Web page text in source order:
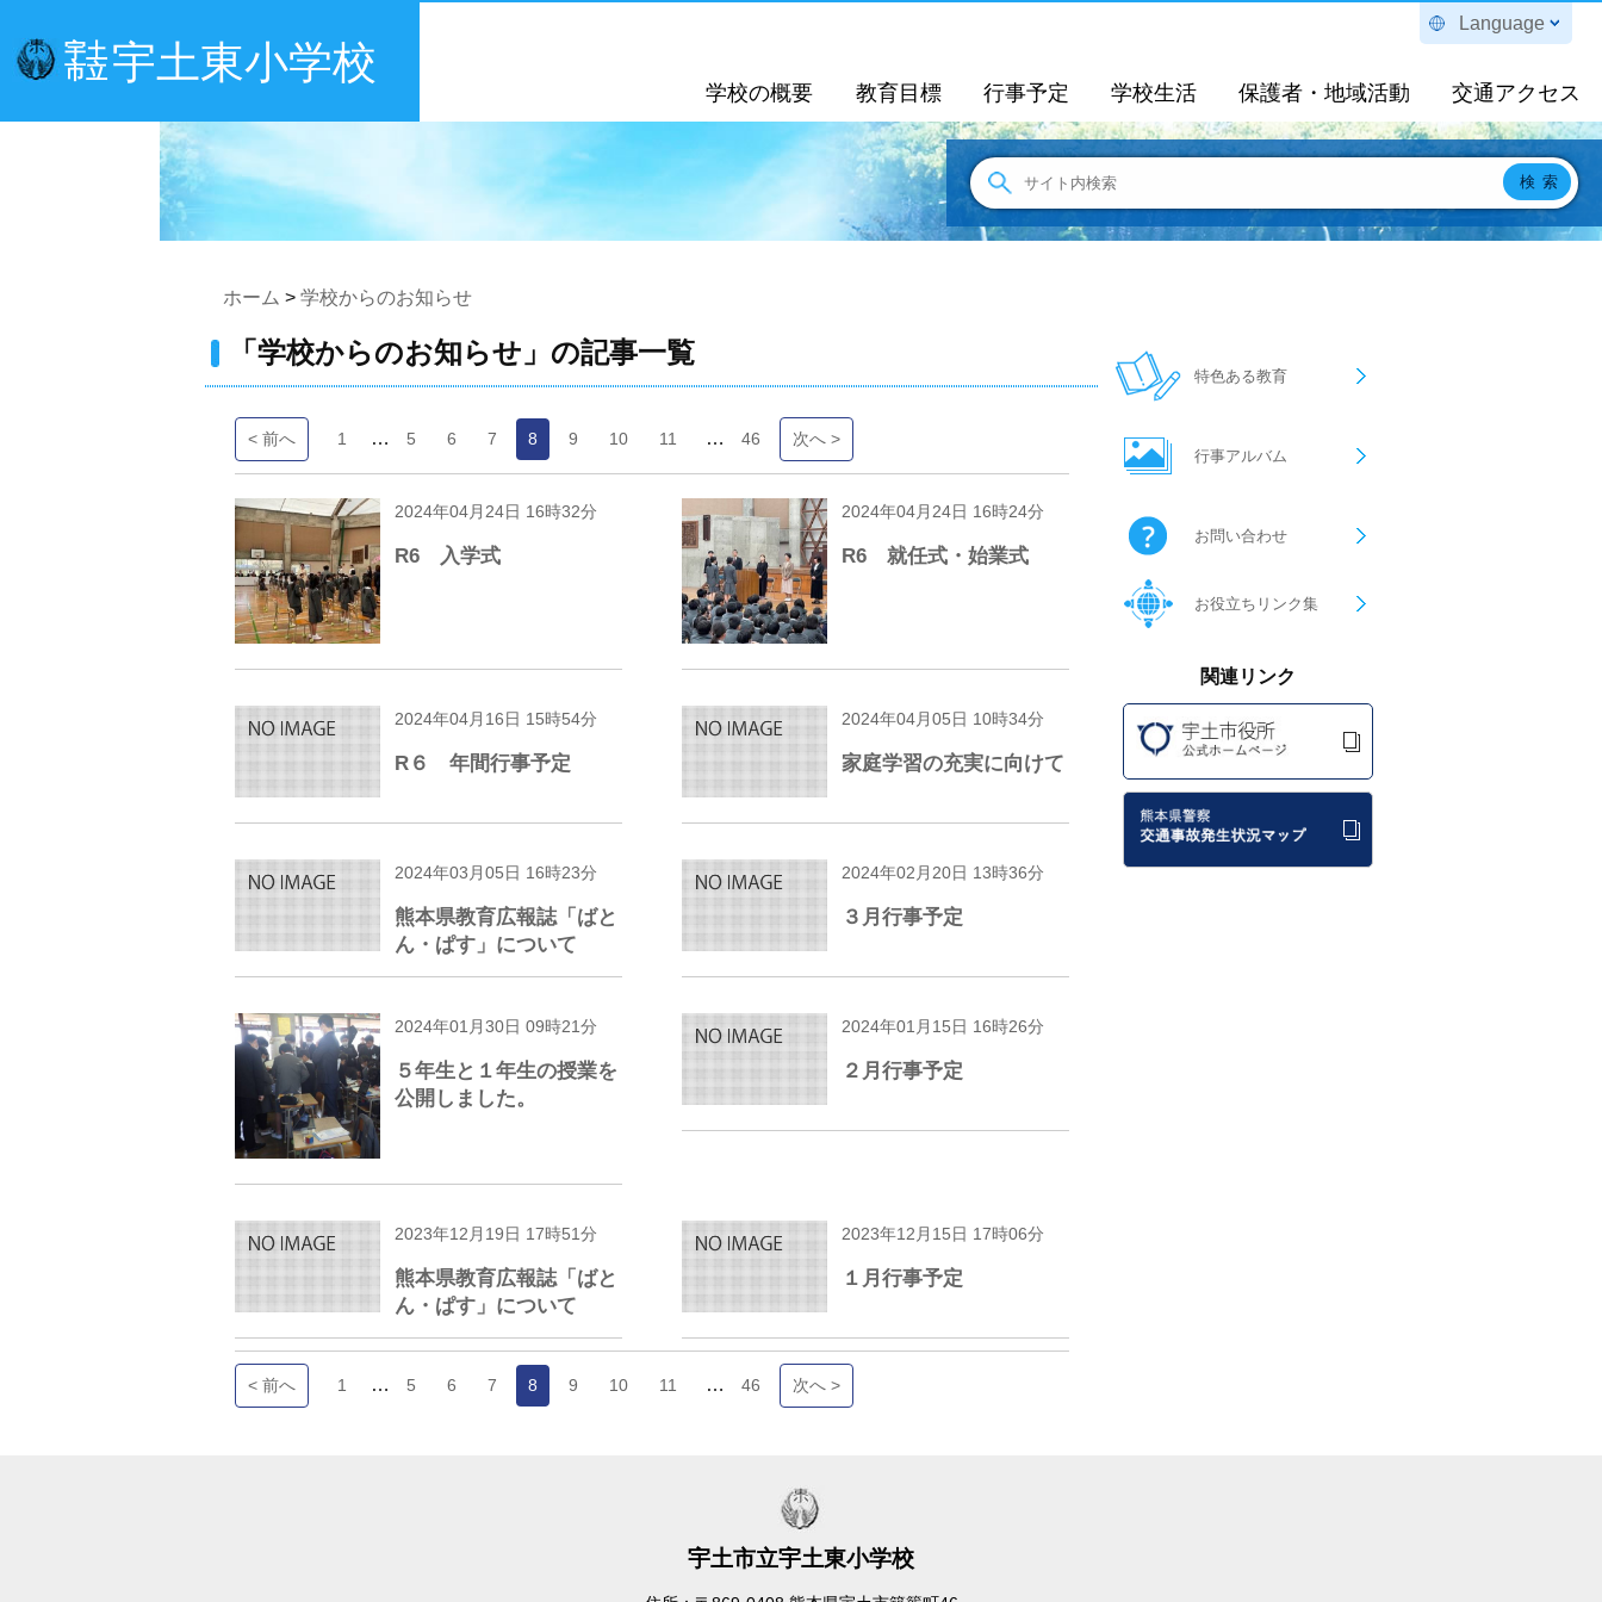
宇土
市立 宇土東小学校
学校の概要 教育目標 行事予定 学校生活 保護者・地域活動 交通アクセス
Language
ホーム > 学校からのお知らせ
「学校からのお知らせ」の記事一覧
< 前へ 1 … 5 6 7 8 9 10 11 … 46 次へ >
2024年04月24日 16時32分
R6 入学式
2024年04月24日 16時24分
R6 就任式・始業式
2024年04月16日 15時54分
R６ 年間行事予定
2024年04月05日 10時34分
家庭学習の充実に向けて
2024年03月05日 16時23分
熊本県教育広報誌「ばと
ん・ぱす」について
2024年02月20日 13時36分
３月行事予定
2024年01月30日 09時21分
５年生と１年生の授業を
公開しました。
2024年01月15日 16時26分
２月行事予定
2023年12月19日 17時51分
熊本県教育広報誌「ばと
ん・ぱす」について
2023年12月15日 17時06分
１月行事予定
< 前へ 1 … 5 6 7 8 9 10 11 … 46 次へ >
特色ある教育
行事アルバム
お問い合わせ
お役立ちリンク集
関連リンク
宇土市立宇土東小学校